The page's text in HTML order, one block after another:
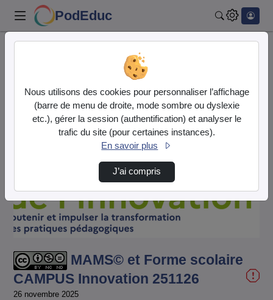
PodEduc
MAMS© et Forme scolaire CAMPUS Innovation 25…
Lire
la
MAMS© et Forme scolaire
CAMPUS Innovation 251126
26 novembre 2025
Nous utilisons des cookies pour personnaliser l’affichage
(barre de menu de droite, mode sombre ou dyslexie
etc.), gérer la session (authentification) et analyser le
trafic du site (pour certaines instances).
En savoir plus
J’ai compris